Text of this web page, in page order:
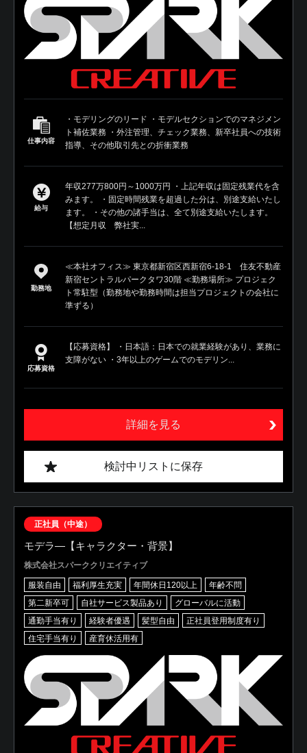
仕事内容
・モデリングのリード ・モデルセクションでのマネジメン
ト補佐業務 ・外注管理、チェック業務、新卒社員への技術
指導、その他取引先との折衝業務
給与
年収277万800円～1000万円 ・上記年収は固定残業代を含
みます。 ・固定時間残業を超過した分は、別途支給いたし
ます。 ・その他の諸手当は、全て別途支給いたします。
【想定月収 弊社実...
勤務地
≪本社オフィス≫ 東京都新宿区西新宿6-18-1 住友不動産
新宿セントラルパークタワ30階 ≪勤務場所≫ プロジェク
ト常駐型（勤務地や勤務時間は担当プロジェクトの会社に
準ずる）
応募資格
【応募資格】 ・日本語：日本での就業経験があり、業務に
支障がない ・3年以上のゲームでのモデリン...
詳細を見る
検討中リストに保存
正社員（中途）
モデラ―【キャラクター・背景】
株式会社スパーククリエイティブ
服装自由 福利厚生充実 年間休日120以上
年齢不問
第二新卒可
自社サービス製品あり
グローバルに活動
通勤手当有り
経験者優遇 髪型自由
正社員登用制度有り
住宅手当有り
産育休活用有